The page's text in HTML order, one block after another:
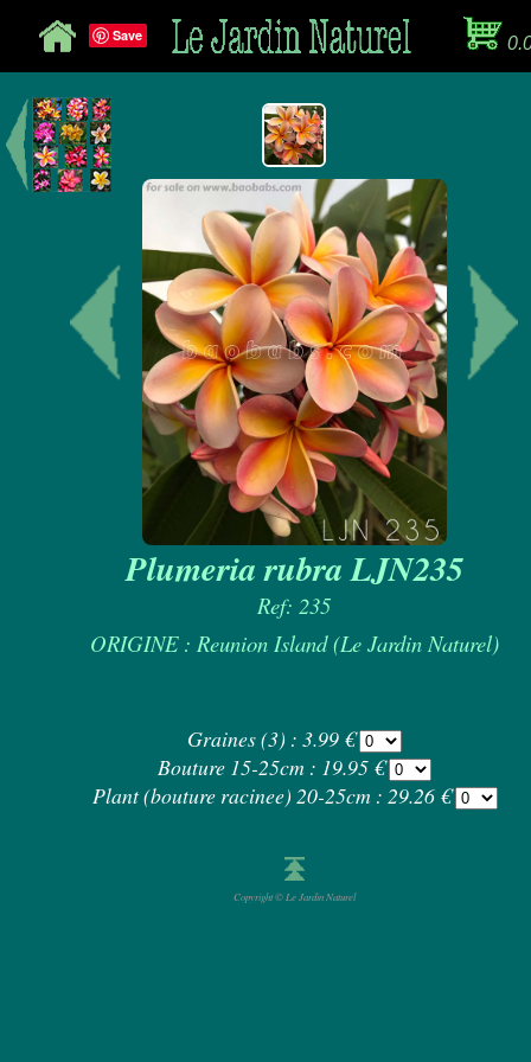
Save
Plumeria rubra LJN235
Ref: 235
ORIGINE : Reunion Island (Le Jardin Naturel)
Graines (3) : 3.99 €
Bouture 15-25cm : 19.95 €
Plant (bouture racinee) 20-25cm : 29.26 €
Copyright © Le Jardin Naturel